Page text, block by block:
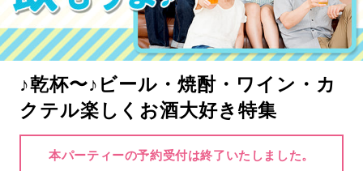
♪乾杯〜♪ビール・焼酎・ワイン・カ
クテル楽しくお酒大好き特集
本パーティーの予約受付は終了いたしました。